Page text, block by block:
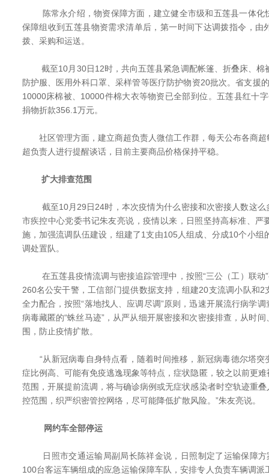
陈常永介绍，物资保障方面，建立健全市级和五莲县一体化
保障组收到五莲县物资需求清单后，第一时间下达调拨指令，由
拨、采购和运送。
截至10月30日12时，共向五莲县紧急调配帐篷、折叠床、棉
防护服、医用外科口罩、采样管等医疗防护物资20批次。省支援
10000床棉被、10000件棉大衣等物资已全部到位。五莲县红十
捐物折款356.1万元。
社区管理方面，建立商超负责人微信工作群，每天公布各商超
超负责人进行提醒谈话，目前主要商品价格保持平稳。
扩大排查范围
截至10月29日24时，本次疫情为什么密接和次密接人数这么
市疾控中心党委书记朱友亮说，疫情以来，日照坚持高标准、严
施，加强流调队伍建设，组建了1支由105人组成、分成10个小组
调处置队。
在五莲县疫情流调与密接追踪管理中，按照“三公（工）联动”
260名公安干警，工信部门提供数据支持，组建20支流调小队和
全力配合，按照“落地找人、应调尽调”原则，迅速开展流行病学
病毒藏匿的“蛛丝马迹”，从严从细开展密接和次密接排查，从时
围，防止疫情扩散。
“从新冠病毒自身特点看，随着时间推移，新冠病毒德尔塔突
症比例高、可能有免疫逃逸现象等特点，症状隐匿，较之以前更
范围，开展提前流调，将与确诊病例或无症状感染者时空轨迹重
控范围，织严织密管控网络，尽可能降低扩散风险。”朱友亮说。
网约车全部停运
日照市交通运输局副局长陈祥金说，日照制定了运输保障方
100台客运车辆组成的应急运输保障车队，安排专人负责车辆调